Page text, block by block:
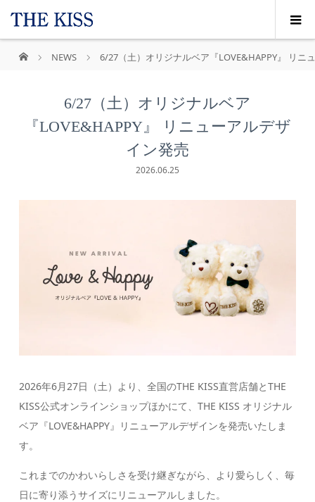
NEWS 6/27（土）オリジナルベア『LOVE&HAPPY』 リニ
6/27（土）オリジナルベア
『LOVE&HAPPY』 リニューアルデザ
イン発売
2026.06.25
2026年6月27日（土）より、全国のTHE KISS直営店舗とTHE
KISS公式オンラインショップほかにて、THE KISS オリジナル
ベア『LOVE&HAPPY』リニューアルデザインを発売いたしま
す。
これまでのかわいらしさを受け継ぎながら、より愛らしく、毎
日に寄り添うサイズにリニューアルしました。